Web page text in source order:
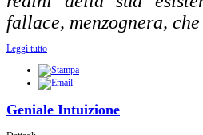
fallace, menzognera,
Leggi tutto
Geniale Intuizione